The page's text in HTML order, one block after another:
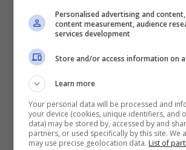
Personalised advertising and
content measurement, audience
services development
Store and/or access information on
Learn more
Your personal data will be processed and
your device (cookies, unique identifiers, and
data) may be stored by, accessed by and
partners, or used specifically by this site. We
may use precise geolocation data. List of